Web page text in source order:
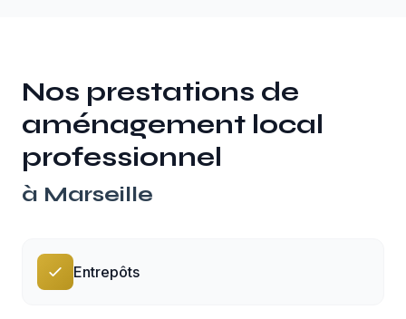
Nos prestations de
aménagement local
professionnel
à Marseille
Entrepôts